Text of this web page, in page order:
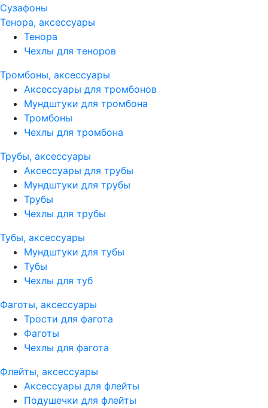
Сузафоны
Тенора, аксессуары
Тенора
Чехлы для теноров
Тромбоны, аксессуары
Аксессуары для тромбонов
Мундштуки для тромбона
Тромбоны
Чехлы для тромбона
Трубы, аксессуары
Аксессуары для трубы
Мундштуки для трубы
Трубы
Чехлы для трубы
Тубы, аксессуары
Мундштуки для тубы
Тубы
Чехлы для туб
Фаготы, аксессуары
Трости для фагота
Фаготы
Чехлы для фагота
Флейты, аксессуары
Аксессуары для флейты
Подушечки для флейты